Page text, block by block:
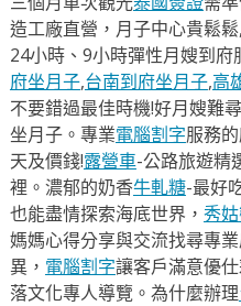
造工廠直營，月子中心貴鬆
24小時、9小時彈性月嫂到府
府坐月子,台南到府坐月子,高
不要錯過最佳時機!好月嫂難
坐月子。專業電腦割字服務
天及價錢!露營車-公路旅遊精
裡。濃郁的奶香牛軋糖-最好
也能盡情探索海底世界， 秀
媽媽心得分享與交流找尋專
異， 電腦割字讓客戶滿意優
落文化專人導覽。為什麼辦理